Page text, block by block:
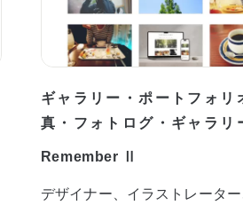
ギャラリー・ポートフォリ
真・フォトログ・ギャラリ
Remember Ⅱ
デザイナー、イラストレータ